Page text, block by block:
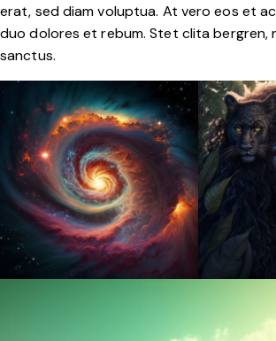
erat, sed diam voluptua. At vero eos et
duo dolores et rebum. Stet clita bergren,
sanctus.